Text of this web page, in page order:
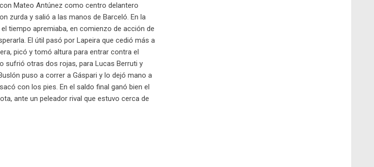
Mateo Antúnez como centro delantero
zurda y salió a las manos de Barceló. En la
tiempo apremiaba, en comienzo de acción de
El útil pasó por Lapeira que cedió más a
picó y tomó altura para entrar contra el
sufrió otras dos rojas, para Lucas Berruti y
puso a correr a Gáspari y lo dejó mano a
con los pies. En el saldo final ganó bien el
ante un peleador rival que estuvo cerca de